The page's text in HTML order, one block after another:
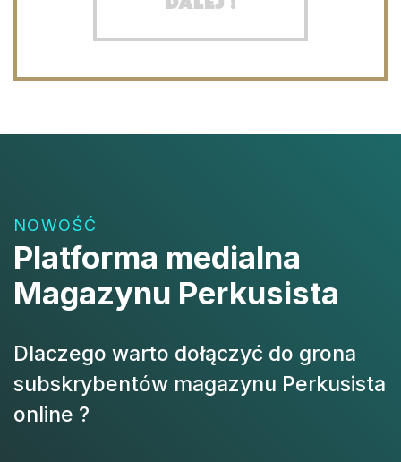
NOWOŚĆ
Platforma medialna
Magazynu Perkusista
Dlaczego warto dołączyć do grona
subskrybentów magazynu Perkusista
online ?